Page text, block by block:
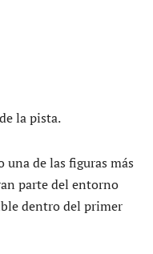
la pista.
una de las figuras más
parte del entorno
dentro del primer